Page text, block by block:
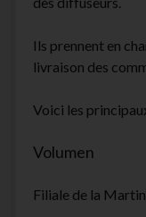
Ils prennent en
livraison des
Voici les
Volumen
Filiale de la